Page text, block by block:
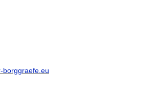
borggraefe.eu